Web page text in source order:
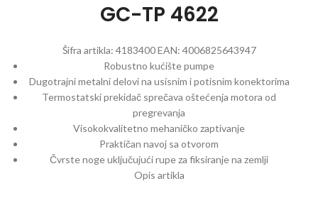
GC-TP 4622
Šifra artikla: 4183400EAN: 4006825643947
Robustno kućište pumpe
Dugotrajni metalni delovi na usisnim i potisnim konektorima
Termostatski prekidač sprečava oštećenja motora od
pregrevanja
Visokokvalitetno mehaničko zaptivanje
Praktičan navoj sa otvorom
Čvrste noge uključujući rupe za fiksiranje na zemlji
Opis artikla